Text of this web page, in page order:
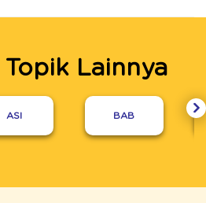
Topik Lainnya
ASI BAB